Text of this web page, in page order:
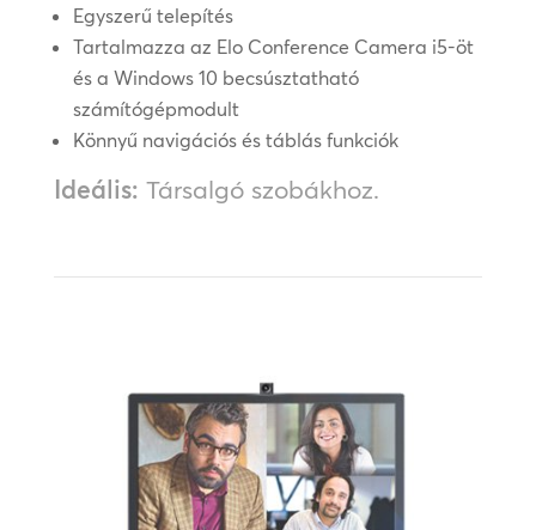
Egyszerű telepítés
Tartalmazza az Elo Conference Camera i5-öt
és a Windows 10 becsúsztatható
számítógépmodult
Könnyű navigációs és táblás funkciók
Ideális: Társalgó szobákhoz.